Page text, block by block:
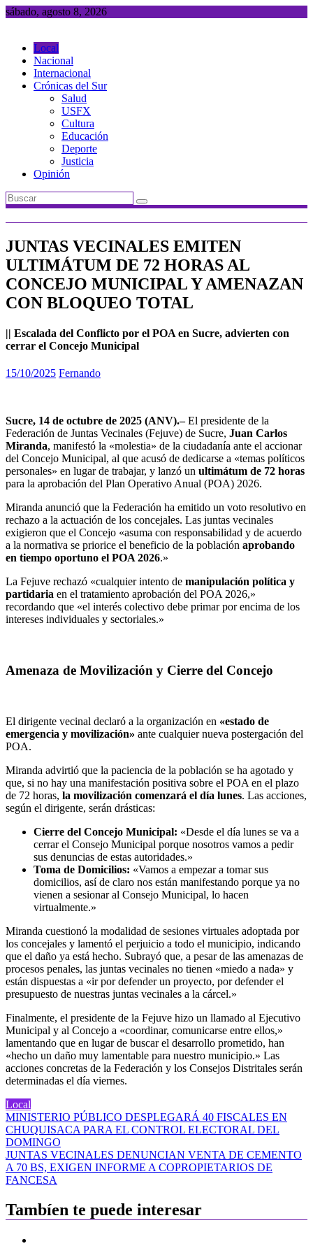
Saltar
sábado, agosto 8, 2026
Local
Nacional
Internacional
Crónicas del Sur
Salud
USFX
Cultura
Educación
Deporte
Justicia
Opinión
JUNTAS VECINALES EMITEN
ULTIMÁTUM DE 72 HORAS AL
CONCEJO MUNICIPAL Y AMENAZAN
CON BLOQUEO TOTAL
|| Escalada del Conflicto por el POA en Sucre, advierten con
cerrar el Concejo Municipal
15/10/2025 Fernando
Sucre, 14 de octubre de 2025 (ANV).–El presidente de la
Federación de Juntas Vecinales (Fejuve) de Sucre, Juan Carlos
Miranda, manifestó la «molestia» de la ciudadanía ante el accionar
del Concejo Municipal, al que acusó de dedicarse a «temas políticos
personales» en lugar de trabajar, y lanzó un ultimátum de 72 horas
para la aprobación del Plan Operativo Anual (POA) 2026.
Miranda anunció que la Federación ha emitido un voto resolutivo en
rechazo a la actuación de los concejales. Las juntas vecinales
exigieron que el Concejo «asuma con responsabilidad y de acuerdo
a la normativa se priorice el beneficio de la población aprobando
en tiempo oportuno el POA 2026.»
La Fejuve rechazó «cualquier intento de manipulación política y
partidaria en el tratamiento aprobación del POA 2026,»
recordando que «el interés colectivo debe primar por encima de los
intereses individuales y sectoriales.»
Amenaza de Movilización y Cierre del Concejo
El dirigente vecinal declaró a la organización en «estado de
emergencia y movilización» ante cualquier nueva postergación del
POA.
Miranda advirtió que la paciencia de la población se ha agotado y
que, si no hay una manifestación positiva sobre el POA en el plazo
de 72 horas, la movilización comenzará el día lunes. Las acciones,
según el dirigente, serán drásticas:
Cierre del Concejo Municipal: «Desde el día lunes se va a
cerrar el Consejo Municipal porque nosotros vamos a pedir
sus denuncias de estas autoridades.»
Toma de Domicilios: «Vamos a empezar a tomar sus
domicilios, así de claro nos están manifestando porque ya no
vienen a sesionar al Consejo Municipal, lo hacen
virtualmente.»
Miranda cuestionó la modalidad de sesiones virtuales adoptada por
los concejales y lamentó el perjuicio a todo el municipio, indicando
que el daño ya está hecho. Subrayó que, a pesar de las amenazas de
procesos penales, las juntas vecinales no tienen «miedo a nada» y
están dispuestas a «ir por defender un proyecto, por defender el
presupuesto de nuestras juntas vecinales a la cárcel.»
Finalmente, el presidente de la Fejuve hizo un llamado al Ejecutivo
Municipal y al Concejo a «coordinar, comunicarse entre ellos,»
lamentando que en lugar de buscar el desarrollo prometido, han
«hecho un daño muy lamentable para nuestro municipio.» Las
acciones concretas de la Federación y los Consejos Distritales serán
determinadas el día viernes.
Local
Navegación
de
entradas
MINISTERIO PÚBLICO DESPLEGARÁ 40 FISCALES EN
CHUQUISACA PARA EL CONTROL ELECTORAL DEL
DOMINGO
JUNTAS VECINALES DENUNCIAN VENTA DE CEMENTO
A 70 BS, EXIGEN INFORME A COPROPIETARIOS DE
FANCESA
Tambíen te puede interesar